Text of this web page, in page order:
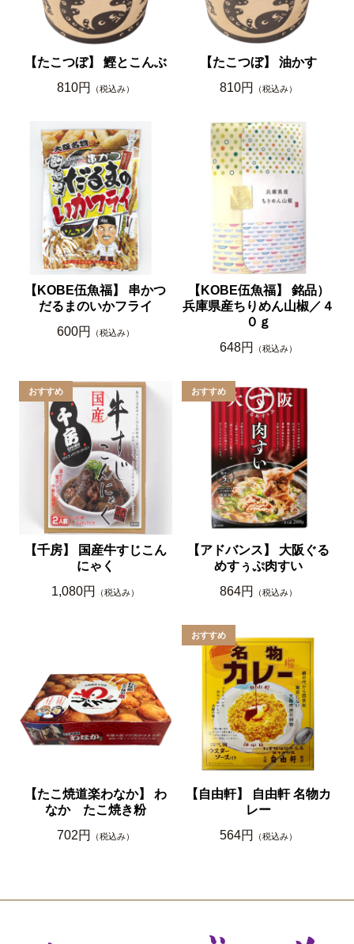
【たこつぼ】 鰹とこんぶ
810円
（税込み）
【たこつぼ】 油かす
810円
（税込み）
【KOBE伍魚福】 串かつ
だるまのいかフライ
600円
（税込み）
【KOBE伍魚福】 銘品）
兵庫県産ちりめん山椒／４
０ｇ
648円
（税込み）
【千房】 国産牛すじこん
にゃく
1,080円
（税込み）
【アドバンス】 大阪ぐる
めすぅぷ肉すい
864円
（税込み）
【たこ焼道楽わなか】 わ
なか たこ焼き粉
702円
（税込み）
【自由軒】 自由軒 名物カ
レー
564円
（税込み）